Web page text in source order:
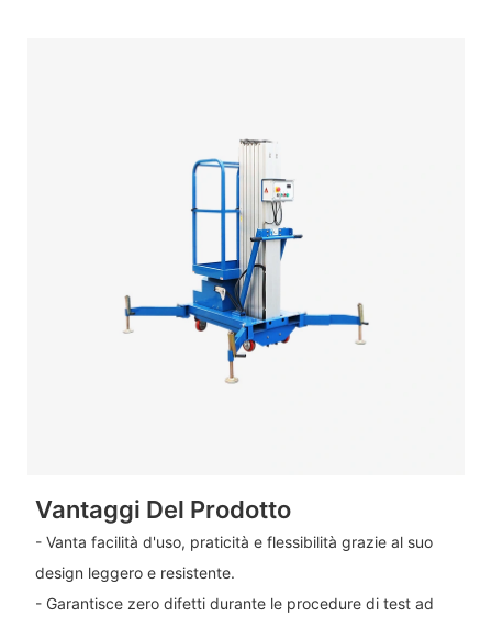
Vantaggi Del Prodotto
- Vanta facilità d'uso, praticità e flessibilità grazie al suo
design leggero e resistente.
- Garantisce zero difetti durante le procedure di test ad